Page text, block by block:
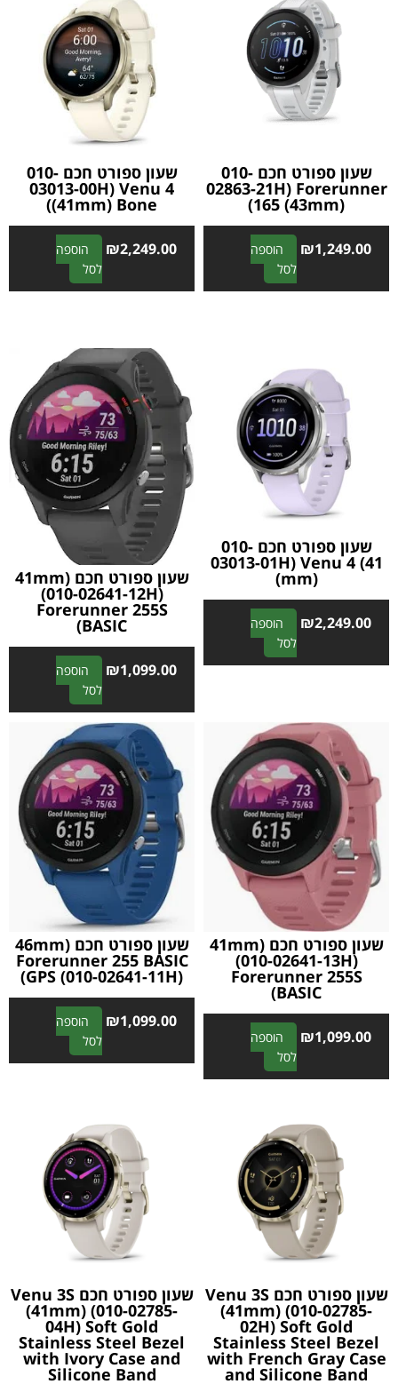
a
t
i
v
e
a
t
i
v
e
:
שעון ספורט חכם 010-
02863-21H) Forerunner
165 (43mm))
₪1,249.00
הוספה
לסל
A
l
a
t
i
v
e
:
שעון ספורט חכם 010-
03013-00H) Venu 4
(41mm) Bone)
₪2,249.00
הוספה
לסל
A
l
n
a
t
i
v
e
:
שעון ספורט חכם 010-
03013-01H) Venu 4 (41
mm))
₪2,249.00
הוספה
לסל
A
l
n
a
t
i
v
e
:
שעון ספורט חכם 41mm)
(010-02641-12H)
Forerunner 255S
BASIC)
₪1,099.00
הוספה
לסל
A
l
e
r
n
a
t
i
v
e
:
שעון ספורט חכם 41mm)
(010-02641-13H)
Forerunner 255S
BASIC)
₪1,099.00
הוספה
לסל
A
l
r
n
a
t
i
v
שעון ספורט חכם 46mm)
Forerunner 255 BASIC
GPS (010-02641-11H))
₪1,099.00
הוספה
לסל
A
l
n
a
t
i
v
e
שעון ספורט חכם Venu 3S
(41mm) (010-02785-
02H) Soft Gold
Stainless Steel Bezel
with French Gray Case
and Silicone Band
שעון ספורט חכם Venu 3S
(41mm) (010-02785-
04H) Soft Gold
Stainless Steel Bezel
with Ivory Case and
Silicone Band